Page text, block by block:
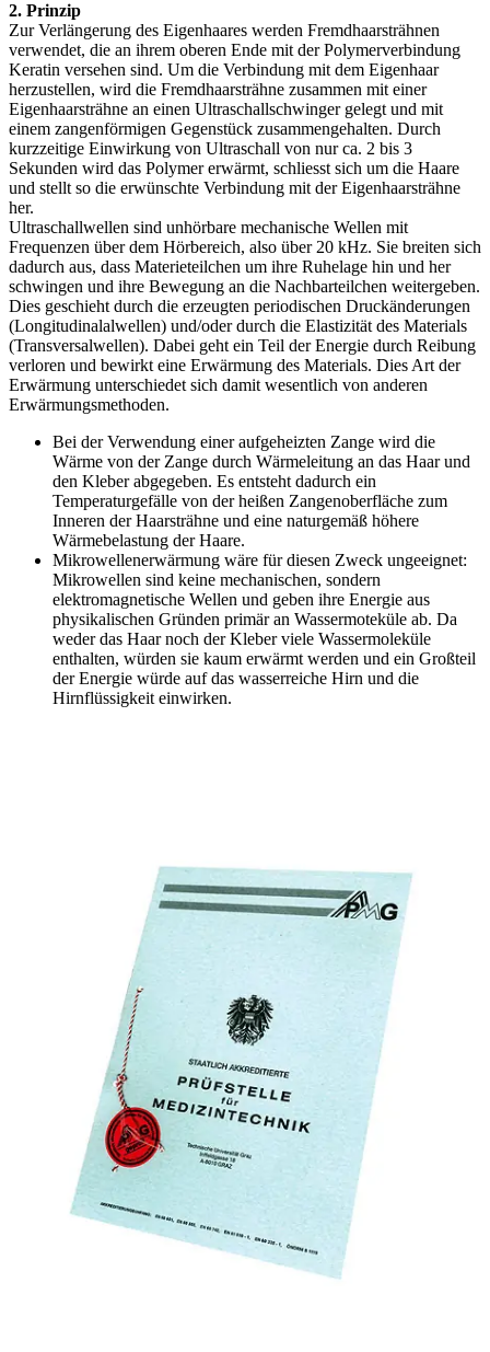
2. Prinzip
Zur Verlängerung des Eigenhaares werden Fremdhaarsträhnen
verwendet, die an ihrem oberen Ende mit der Polymerverbindung
Keratin versehen sind. Um die Verbindung mit dem Eigenhaar
herzustellen, wird die Fremdhaarsträhne zusammen mit einer
Eigenhaarsträhne an einen Ultraschallschwinger gelegt und mit
einem zangenförmigen Gegenstück zusammengehalten. Durch
kurzzeitige Einwirkung von Ultraschall von nur ca. 2 bis 3
Sekunden wird das Polymer erwärmt, schliesst sich um die Haare
und stellt so die erwünschte Verbindung mit der Eigenhaarsträhne
her.
Ultraschallwellen sind unhörbare mechanische Wellen mit
Frequenzen über dem Hörbereich, also über 20 kHz. Sie breiten sich
dadurch aus, dass Materieteilchen um ihre Ruhelage hin und her
schwingen und ihre Bewegung an die Nachbarteilchen weitergeben.
Dies geschieht durch die erzeugten periodischen Druckänderungen
(Longitudinalalwellen) und/oder durch die Elastizität des Materials
(Transversalwellen). Dabei geht ein Teil der Energie durch Reibung
verloren und bewirkt eine Erwärmung des Materials. Dies Art der
Erwärmung unterschiedet sich damit wesentlich von anderen
Erwärmungsmethoden.
Bei der Verwendung einer aufgeheizten Zange wird die
Wärme von der Zange durch Wärmeleitung an das Haar und
den Kleber abgegeben. Es entsteht dadurch ein
Temperaturgefälle von der heißen Zangenoberfläche zum
Inneren der Haarsträhne und eine naturgemäß höhere
Wärmebelastung der Haare.
Mikrowellenerwärmung wäre für diesen Zweck ungeeignet:
Mikrowellen sind keine mechanischen, sondern
elektromagnetische Wellen und geben ihre Energie aus
physikalischen Gründen primär an Wassermoteküle ab. Da
weder das Haar noch der Kleber viele Wassermoleküle
enthalten, würden sie kaum erwärmt werden und ein Großteil
der Energie würde auf das wasserreiche Hirn und die
Hirnflüssigkeit einwirken.